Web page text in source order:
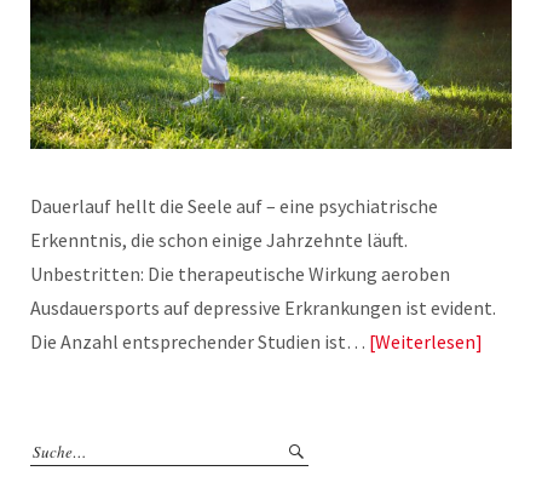
Dauerlauf hellt die Seele auf – eine psychiatrische
Erkenntnis, die schon einige Jahrzehnte läuft.
Unbestritten: Die therapeutische Wirkung aeroben
Ausdauersports auf depressive Erkrankungen ist evident.
Die Anzahl entsprechender Studien ist… Weiterlesen